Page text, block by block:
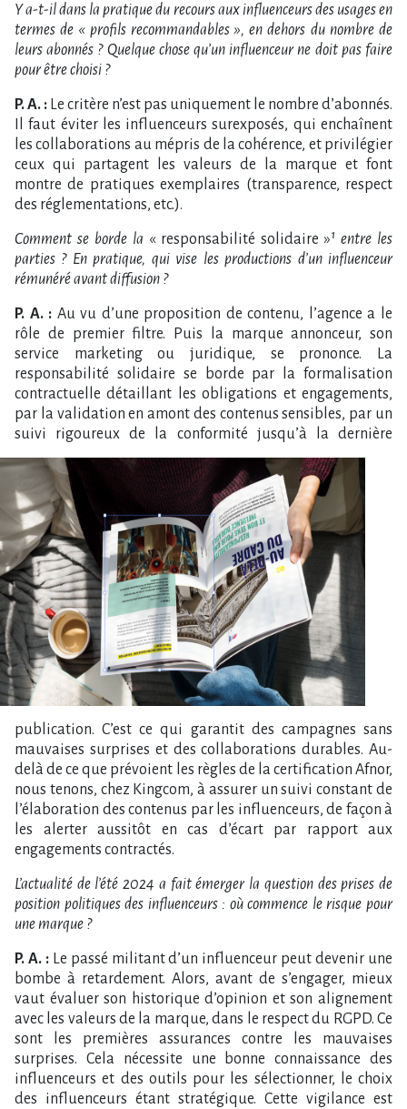
Y a-t-il dans la pratique du recours aux influenceurs des usages en
termes de « profils recommandables », en dehors du nombre de
leurs abonnés ? Quelque chose qu’un influenceur ne doit pas faire
pour être choisi ?
P. A. : Le critère n’est pas uniquement le nombre d’abonnés.
Il faut éviter les influenceurs surexposés, qui enchaînent
les collaborations au mépris de la cohérence, et privilégier
ceux qui partagent les valeurs de la marque et font
montre de pratiques exemplaires (transparence, respect
des réglementations, etc.).
Comment se borde la « responsabilité solidaire »¹ entre les
parties ? En pratique, qui vise les productions d’un influenceur
rémunéré avant diffusion ?
P. A. : Au vu d’une proposition de contenu, l’agence a le
rôle de premier filtre. Puis la marque annonceur, son
service marketing ou juridique, se prononce. La
responsabilité solidaire se borde par la formalisation
contractuelle détaillant les obligations et engagements,
par la validation en amont des contenus sensibles, par un
suivi rigoureux de la conformité jusqu’à la dernière
publication. C’est ce qui garantit des campagnes sans
mauvaises surprises et des collaborations durables. Au-
delà de ce que prévoient les règles de la certification Afnor,
nous tenons, chez Kingcom, à assurer un suivi constant de
l’élaboration des contenus par les influenceurs, de façon à
les alerter aussitôt en cas d’écart par rapport aux
engagements contractés.
L’actualité de l’été 2024 a fait émerger la question des prises de
position politiques des influenceurs : où commence le risque pour
une marque ?
P. A. :Le passé militant d’un influenceur peut devenir une
bombe à retardement. Alors, avant de s’engager, mieux
vaut évaluer son historique d’opinion et son alignement
avec les valeurs de la marque, dans le respect du RGPD. Ce
sont les premières assurances contre les mauvaises
surprises. Cela nécessite une bonne connaissance des
influenceurs et des outils pour les sélectionner, le choix
des influenceurs étant stratégique. Cette vigilance est